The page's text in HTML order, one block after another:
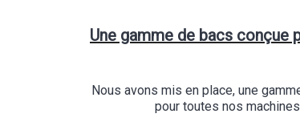
Une gamme de bacs conçue
Nous avons mis en place, une
pour toutes nos